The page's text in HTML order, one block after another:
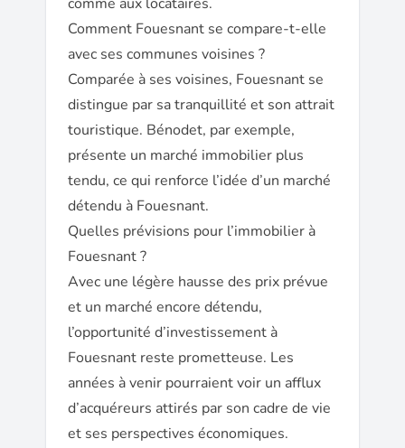
Comment Fouesnant se compare-t-elle
avec ses communes voisines ?
Comparée à ses voisines, Fouesnant se
distingue par sa tranquillité et son attrait
touristique. Bénodet, par exemple,
présente un marché immobilier plus
tendu, ce qui renforce l’idée d’un marché
détendu à Fouesnant.
Quelles prévisions pour l’immobilier à
Fouesnant ?
Avec une légère hausse des prix prévue
et un marché encore détendu,
l’opportunité d’investissement à
Fouesnant reste prometteuse. Les
années à venir pourraient voir un afflux
d’acquéreurs attirés par son cadre de vie
et ses perspectives économiques.